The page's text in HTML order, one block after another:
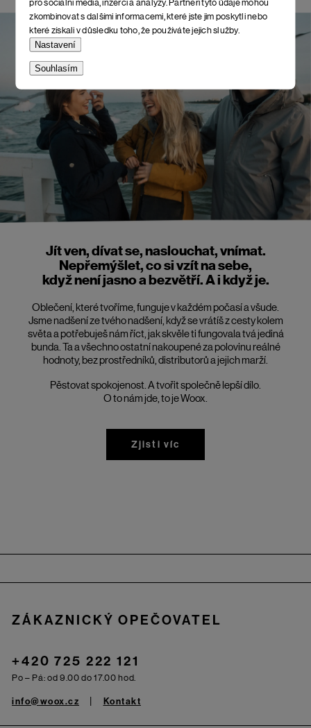
pro sociální média, inzerci a analýzy. Partneři tyto údaje mohou
zkombinovat s dalšími informacemi, které jste jim poskytli nebo
které získali v důsledku toho, že používáte jejich služby.
Nastavení
Souhlasím
Jít ven, dívat se, naslouchat, vnímat.
Nepřemýšlet, co si vzít na sebe,
když není jasno a bezvětří. A i když je.
Oblečení, které tvoříme, funguje v každém počasí a všude.
Jsme nadšení ze tvého nadšení, když se vrátíš z cesty kolem
světa a potřebuješ nám říct, jak skvěle ti fungovala tvá jediná
bunda. Ta a všechno ostatní nakoupené za polovinu reálné
hodnoty, bez prostředníků, distributorů a jejich marží.
Pěstovat spokojenost. A tvořit společně lepší dílo.
O to nám jde, to je Woox.
Zjisti víc
ZÁKAZNICKÝ OPEČOVATEL
+420 725 222 121
Po – Pá: od 9.00 do 17.00 hod.
info@woox.cz Kontakt